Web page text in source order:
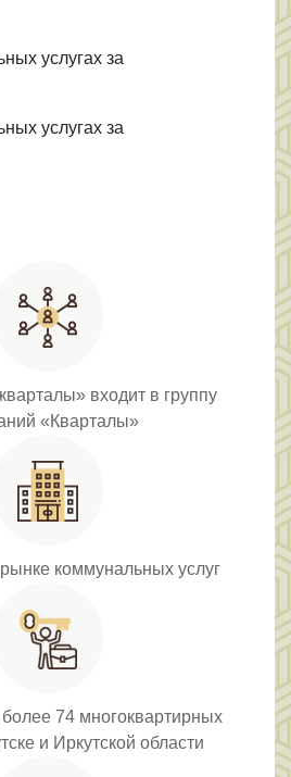
услугах за
услугах за
входит в группу
«Кварталы»
коммунальных услуг
74 многоквартирных
и Иркутской области